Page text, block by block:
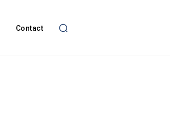
Contact